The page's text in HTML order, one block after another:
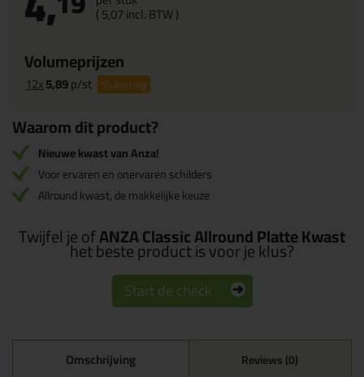
(5,07incl. BTW )
Volumeprijzen
12x5,89p/st 5%korting
Waarom dit product?
Nieuwe kwast van Anza!
Voor ervaren en onervaren schilders
Allround kwast, de makkelijke keuze
Twijfel je ofANZA Classic Allround Platte Kwast
het beste product is voor je klus?
Start de check
Omschrijving Reviews (0)